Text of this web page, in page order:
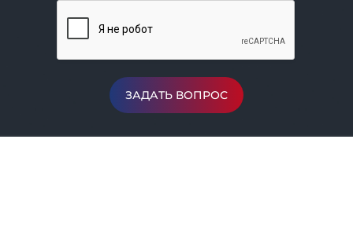
ЗАДАТЬ ВОПРОС